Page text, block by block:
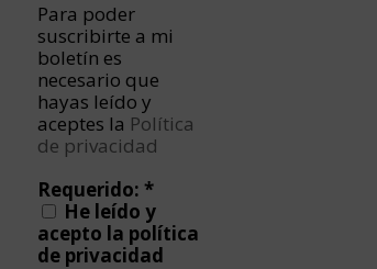
Para poder
suscribirte a mi
boletín es
necesario que
hayas leído y
aceptes la Política
de privacidad
Requerido:*
He leído y
acepto la política
de privacidad